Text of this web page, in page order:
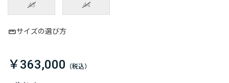
43 44
サイズの選び方
￥363,000